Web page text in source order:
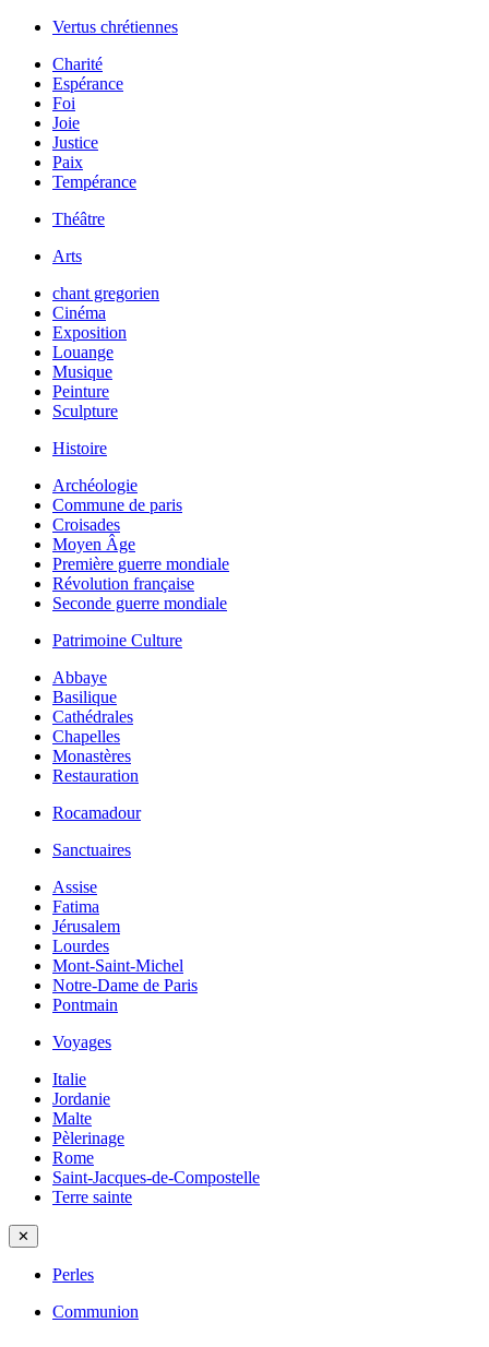
Vertus chrétiennes
Charité
Espérance
Foi
Joie
Justice
Paix
Tempérance
Théâtre
Arts
chant gregorien
Cinéma
Exposition
Louange
Musique
Peinture
Sculpture
Histoire
Archéologie
Commune de paris
Croisades
Moyen Âge
Première guerre mondiale
Révolution française
Seconde guerre mondiale
Patrimoine Culture
Abbaye
Basilique
Cathédrales
Chapelles
Monastères
Restauration
Rocamadour
Sanctuaires
Assise
Fatima
Jérusalem
Lourdes
Mont-Saint-Michel
Notre-Dame de Paris
Pontmain
Voyages
Italie
Jordanie
Malte
Pèlerinage
Rome
Saint-Jacques-de-Compostelle
Terre sainte
✕
Perles
Communion